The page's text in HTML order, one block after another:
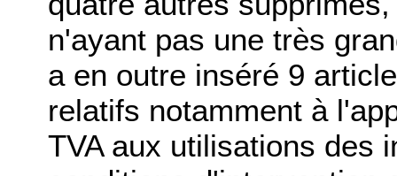
n'ayant pas une très
a en outre inséré 9
relatifs notamment à
TVA aux utilisations des